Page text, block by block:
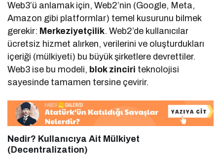
Web3’ü anlamak için, Web2’nin (Google, Meta,
Amazon gibi platformlar) temel kusurunu bilmek
gerekir: Merkeziyetçilik. Web2’de kullanıcılar
ücretsiz hizmet alırken, verilerini ve oluşturdukları
içeriği (mülkiyeti) bu büyük şirketlere devrettiler.
Web3 ise bu modeli, blok zinciri teknolojisi
sayesinde tamamen tersine çevirir.
Nedir? Kullanıcıya Ait Mülkiyet
(Decentralization)